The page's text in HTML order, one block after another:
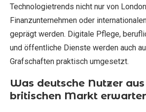
Technologietrends nicht nur von
Finanzunternehmen oder
geprägt werden. Digitale Pflege,
und öffentliche Dienste werden auch
Grafschaften praktisch umgesetzt.
Was deutsche Nutzer
britischen Markt